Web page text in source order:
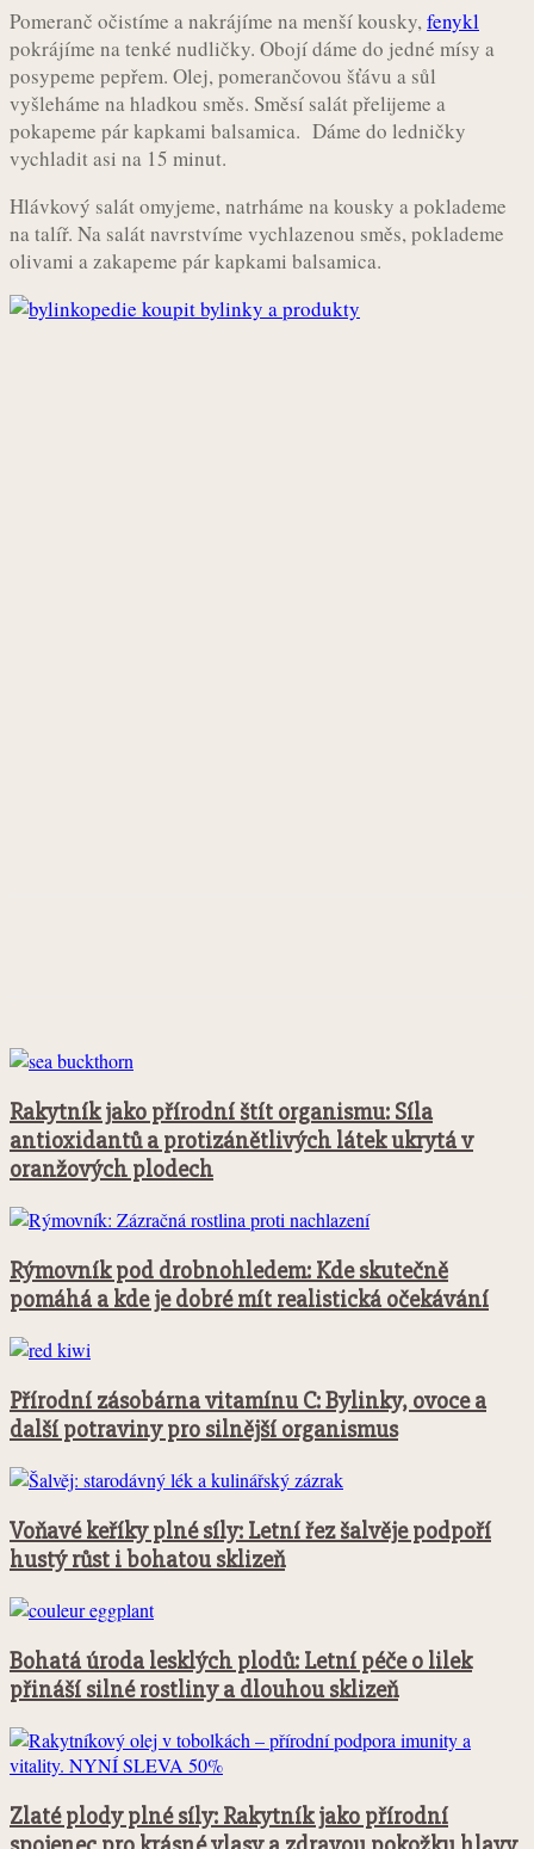
Pomeranč očistíme a nakrájíme na menší kousky,fenykl
pokrájíme na tenké nudličky. Obojí dáme do jedné mísy a
posypeme pepřem. Olej, pomerančovou šťávu a sůl
vyšleháme na hladkou směs. Směsí salát přelijeme a
pokapeme pár kapkami balsamica. Dáme do ledničky
vychladit asi na 15 minut.
Hlávkový salát omyjeme, natrháme na kousky a poklademe
na talíř. Na salát navrstvíme vychlazenou směs, poklademe
olivami a zakapeme pár kapkami balsamica.
Rakytník jako přírodní štít organismu: Síla
antioxidantů a protizánětlivých látek ukrytá v
oranžových plodech
Rýmovník pod drobnohledem: Kde skutečně
pomáhá a kde je dobré mít realistická očekávání
Přírodní zásobárna vitamínu C: Bylinky, ovoce a
další potraviny pro silnější organismus
Voňavé keříky plné síly: Letní řez šalvěje podpoří
hustý růst i bohatou sklizeň
Bohatá úroda lesklých plodů: Letní péče o lilek
přináší silné rostliny a dlouhou sklizeň
Zlaté plody plné síly: Rakytník jako přírodní